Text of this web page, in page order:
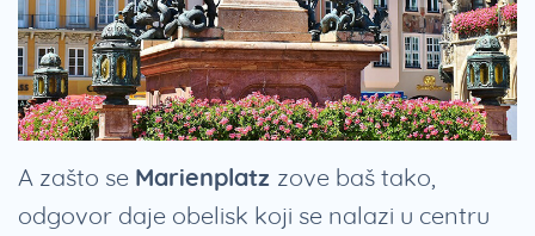
A zašto se Marienplatz zove baš tako,
odgovor daje obelisk koji se nalazi u centru